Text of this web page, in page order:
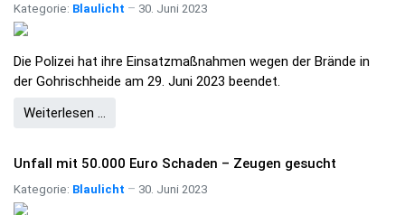
Kategorie: Blaulicht 30. Juni 2023
Die Polizei hat ihre Einsatzmaßnahmen wegen der Brände in
der Gohrischheide am 29. Juni 2023 beendet.
Weiterlesen …
Unfall mit 50.000 Euro Schaden – Zeugen gesucht
Kategorie: Blaulicht 30. Juni 2023